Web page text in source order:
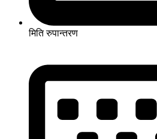
मिति रुपान्तरण